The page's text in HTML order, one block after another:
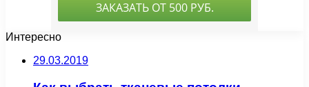
Интересно
29.03.2019